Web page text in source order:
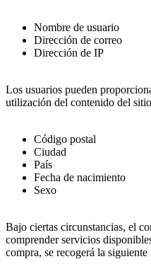
Nombre de usuario
Dirección de correo
Dirección de IP
Los usuarios pueden
utilización del contenido del
Código postal
Ciudad
País
Fecha de nacimiento
Sexo
Bajo ciertas circunstancias, el
comprender servicios
compra, se recogerá la